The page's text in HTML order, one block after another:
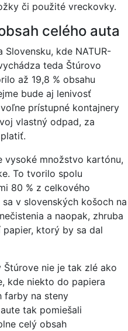
či použité vreckovky.
celého auta
kde NATUR-
teda Štúrovo
až 19,8 % obsahu
bude aj lenivosť
prístupné kontajnery
vlastný odpad, za
vysoké množstvo kartónu,
To tvorilo spolu
80 % z celkového
v slovenských košoch na
a naopak, zhruba
papier, ktorý by sa dal
nie je tak zlé ako
kde niekto do papiera
farby na steny
tak pomiešali
celý obsah